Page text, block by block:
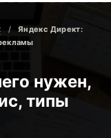
на-Дону
РФ
Яндекс Директ:
нужен,
типы